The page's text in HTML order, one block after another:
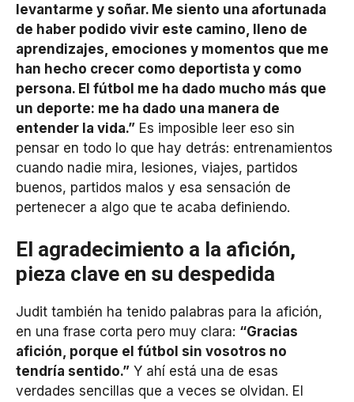
levantarme y soñar. Me siento una afortunada
de haber podido vivir este camino, lleno de
aprendizajes, emociones y momentos que me
han hecho crecer como deportista y como
persona. El fútbol me ha dado mucho más que
un deporte: me ha dado una manera de
entender la vida.” Es imposible leer eso sin
pensar en todo lo que hay detrás: entrenamientos
cuando nadie mira, lesiones, viajes, partidos
buenos, partidos malos y esa sensación de
pertenecer a algo que te acaba definiendo.
El agradecimiento a la afición,
pieza clave en su despedida
Judit también ha tenido palabras para la afición,
en una frase corta pero muy clara: “Gracias
afición, porque el fútbol sin vosotros no
tendría sentido.” Y ahí está una de esas
verdades sencillas que a veces se olvidan. El